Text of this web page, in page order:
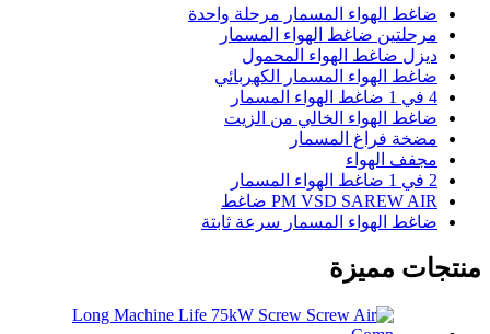
ضاغط الهواء المسمار مرحلة واحدة
مرحلتين ضاغط الهواء المسمار
ديزل ضاغط الهواء المحمول
ضاغط الهواء المسمار الكهربائي
4 في 1 ضاغط الهواء المسمار
ضاغط الهواء الخالي من الزيت
مضخة فراغ المسمار
مجفف الهواء
2 في 1 ضاغط الهواء المسمار
PM VSD SAREW AIR ضاغط
ضاغط الهواء المسمار سرعة ثابتة
منتجات مميزة